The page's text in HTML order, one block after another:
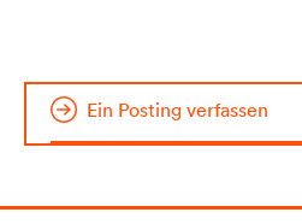
Ein Posting verfassen